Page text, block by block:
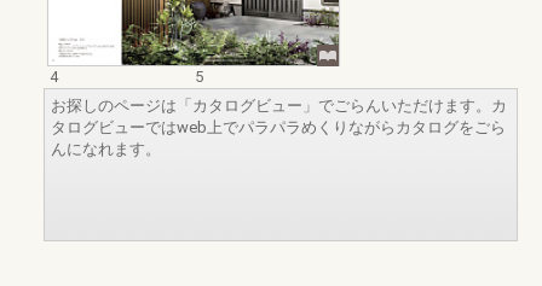
4
5
お探しのページは「カタログビュー」でごらんいただけます。カ
タログビューではweb上でパラパラめくりながらカタログをごら
んになれます。